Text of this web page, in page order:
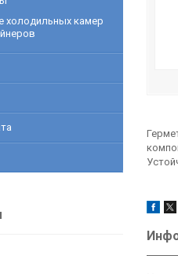
холодильных камер